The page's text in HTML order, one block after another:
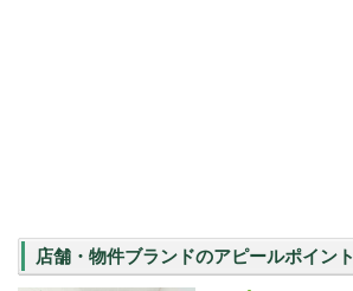
店舗・物件ブランドのアピールポイント